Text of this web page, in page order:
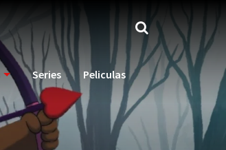
Series Peliculas